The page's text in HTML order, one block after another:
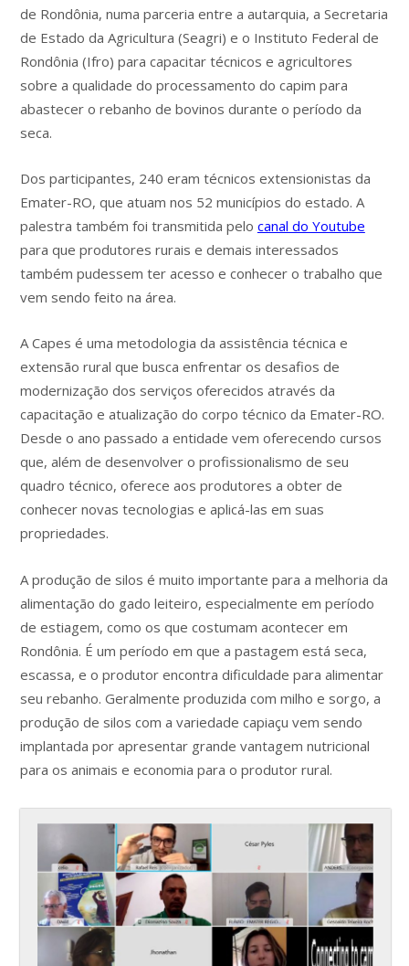
de Rondônia, numa parceria entre a autarquia, a Secretaria
de Estado da Agricultura (Seagri) e o Instituto Federal de
Rondônia (Ifro) para capacitar técnicos e agricultores
sobre a qualidade do processamento do capim para
abastecer o rebanho de bovinos durante o período da
seca.
Dos participantes, 240 eram técnicos extensionistas da
Emater-RO, que atuam nos 52 municípios do estado. A
palestra também foi transmitida pelo canal do Youtube
para que produtores rurais e demais interessados
também pudessem ter acesso e conhecer o trabalho que
vem sendo feito na área.
A Capes é uma metodologia da assistência técnica e
extensão rural que busca enfrentar os desafios de
modernização dos serviços oferecidos através da
capacitação e atualização do corpo técnico da Emater-RO.
Desde o ano passado a entidade vem oferecendo cursos
que, além de desenvolver o profissionalismo de seu
quadro técnico, oferece aos produtores a obter de
conhecer novas tecnologias e aplicá-las em suas
propriedades.
A produção de silos é muito importante para a melhoria da
alimentação do gado leiteiro, especialmente em período
de estiagem, como os que costumam acontecer em
Rondônia. É um período em que a pastagem está seca,
escassa, e o produtor encontra dificuldade para alimentar
seu rebanho. Geralmente produzida com milho e sorgo, a
produção de silos com a variedade capiaçu vem sendo
implantada por apresentar grande vantagem nutricional
para os animais e economia para o produtor rural.